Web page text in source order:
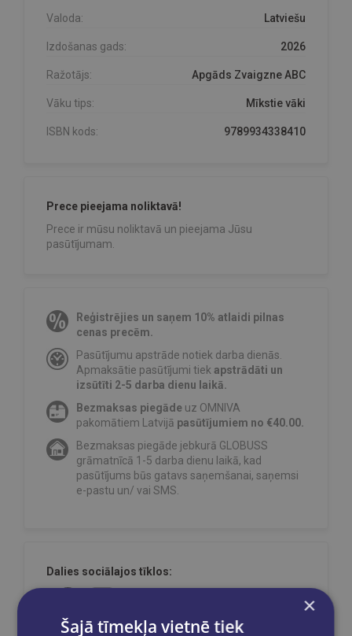
Valoda: Latviešu
Izdošanas gads: 2026
Ražotājs: Apgāds Zvaigzne ABC
Vāku tips: Mīkstie vāki
ISBN kods: 9789934338410
Prece pieejama noliktavā!
Prece ir mūsu noliktavā un pieejama Jūsu
pasūtījumam.
Reģistrējies un saņem 10% atlaidi pilnas
cenas precēm.
Pasūtījumu apstrāde notiek darba dienās.
Apmaksātie pasūtījumi tiek apstrādāti un
izsūtīti 2-5 darba dienu laikā.
Bezmaksas piegāde uz OMNIVA
pakomātiem Latvijā pasūtījumiem no €40.00.
Bezmaksas piegāde jebkurā GLOBUSS
grāmatnīcā 1-5 darba dienu laikā, kad
pasūtījums būs gatavs saņemšanai, saņemsi
e-pastu un/ vai SMS.
Dalies sociālajos tīklos:
×
Šajā tīmekļa vietnē tiek